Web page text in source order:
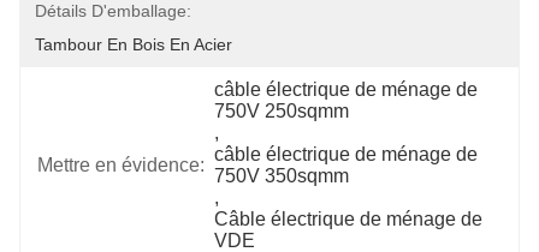
Détails D'emballage:
Tambour En Bois En Acier
Mettre en évidence:
câble électrique de ménage de
750V 250sqmm
,
câble électrique de ménage de
750V 350sqmm
,
Câble électrique de ménage de
VDE